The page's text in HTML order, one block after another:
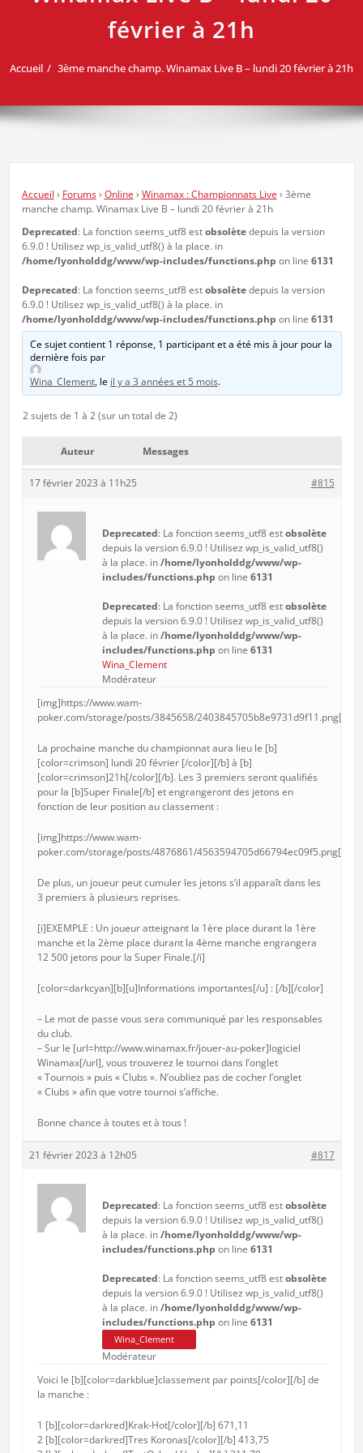
février à 21h
Accueil 3ème manche champ. Winamax Live B – lundi 20 février à 21h
Accueil › Forums › Online › Winamax : Championnats Live › 3ème
manche champ. Winamax Live B – lundi 20 février à 21h
Deprecated: La fonction seems_utf8 estobsolètedepuis la version
6.9.0 ! Utilisez wp_is_valid_utf8() à la place. in
/home/lyonholddg/www/wp-includes/functions.php on line 6131
Deprecated: La fonction seems_utf8 estobsolètedepuis la version
6.9.0 ! Utilisez wp_is_valid_utf8() à la place. in
/home/lyonholddg/www/wp-includes/functions.php on line 6131
Ce sujet contient 1 réponse, 1 participant et a été mis à jour pour la
dernière fois par
Wina_Clement, le il y a 3 années et 5 mois.
2 sujets de 1 à 2 (sur un total de 2)
Auteur Messages
17 février 2023 à 11h25 #815
Deprecated: La fonction seems_utf8 estobsolète
depuis la version 6.9.0 ! Utilisez wp_is_valid_utf8()
à la place. in/home/lyonholddg/www/wp-
includes/functions.php on line 6131
Deprecated: La fonction seems_utf8 estobsolète
depuis la version 6.9.0 ! Utilisez wp_is_valid_utf8()
à la place. in/home/lyonholddg/www/wp-
includes/functions.php on line 6131
Wina_Clement
Modérateur
[img]https://www.wam-
poker.com/storage/posts/3845658/2403845705b8e9731d9f11.png[/
La prochaine manche du championnat aura lieu le [b]
[color=crimson] lundi 20 février [/color][/b] à [b]
[color=crimson]21h[/color][/b]. Les 3 premiers seront qualifiés
pour la [b]Super Finale[/b] et engrangeront des jetons en
fonction de leur position au classement :
[img]https://www.wam-
poker.com/storage/posts/4876861/4563594705d66794ec09f5.png[/
De plus, un joueur peut cumuler les jetons s’il apparaît dans les
3 premiers à plusieurs reprises.
[i]EXEMPLE : Un joueur atteignant la 1ère place durant la 1ère
manche et la 2ème place durant la 4ème manche engrangera
12 500 jetons pour la Super Finale.[/i]
[color=darkcyan][b][u]Informations importantes[/u] : [/b][/color]
– Le mot de passe vous sera communiqué par les responsables
du club.
– Sur le [url=http://www.winamax.fr/jouer-au-poker]logiciel
Winamax[/url], vous trouverez le tournoi dans l’onglet
« Tournois » puis « Clubs ». N’oubliez pas de cocher l’onglet
« Clubs » afin que votre tournoi s’affiche.
Bonne chance à toutes et à tous !
21 février 2023 à 12h05 #817
Deprecated: La fonction seems_utf8 estobsolète
depuis la version 6.9.0 ! Utilisez wp_is_valid_utf8()
à la place. in/home/lyonholddg/www/wp-
includes/functions.php on line 6131
Deprecated: La fonction seems_utf8 estobsolète
depuis la version 6.9.0 ! Utilisez wp_is_valid_utf8()
à la place. in/home/lyonholddg/www/wp-
includes/functions.php on line 6131
Wina_Clement
Modérateur
Voici le [b][color=darkblue]classement par points[/color][/b] de
la manche :
1 [b][color=darkred]Krak-Hot[/color][/b] 671,11
2 [b][color=darkred]Tres Koronas[/color][/b] 413,75